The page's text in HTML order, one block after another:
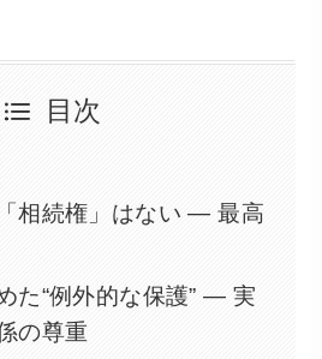
目次
相続権」はない ― 最高
た“例外的な保護” ― 実
の尊重